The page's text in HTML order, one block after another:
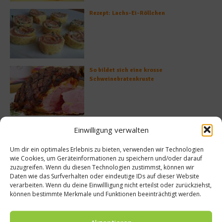
Einwilligung verwalten
Um dir ein optimales Erlebnis zu bieten, verwenden wir Technologien
wie Cookies, um Geräteinformationen zu speichern und/oder darauf
zuzugreifen. Wenn du diesen Technologien zustimmst, können wir
Daten wie das Surfverhalten oder eindeutige IDs auf dieser Website
verarbeiten. Wenn du deine Einwillligung nicht erteilst oder zurückziehst,
können bestimmte Merkmale und Funktionen beeinträchtigt werden.
Rezept: Lachs-Ei-Röllchen
So bildet sich eine krosse
Schweinebratenkruste
Beachcomber – Alles über das Restaurant
Heinz Beck im Forte Village Resort
Was ist der Unterschied zwischen Limonen
und Limetten?